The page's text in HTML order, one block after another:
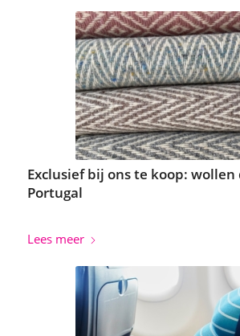
Exclusief bij ons te koop:
Portugal
Lees meer